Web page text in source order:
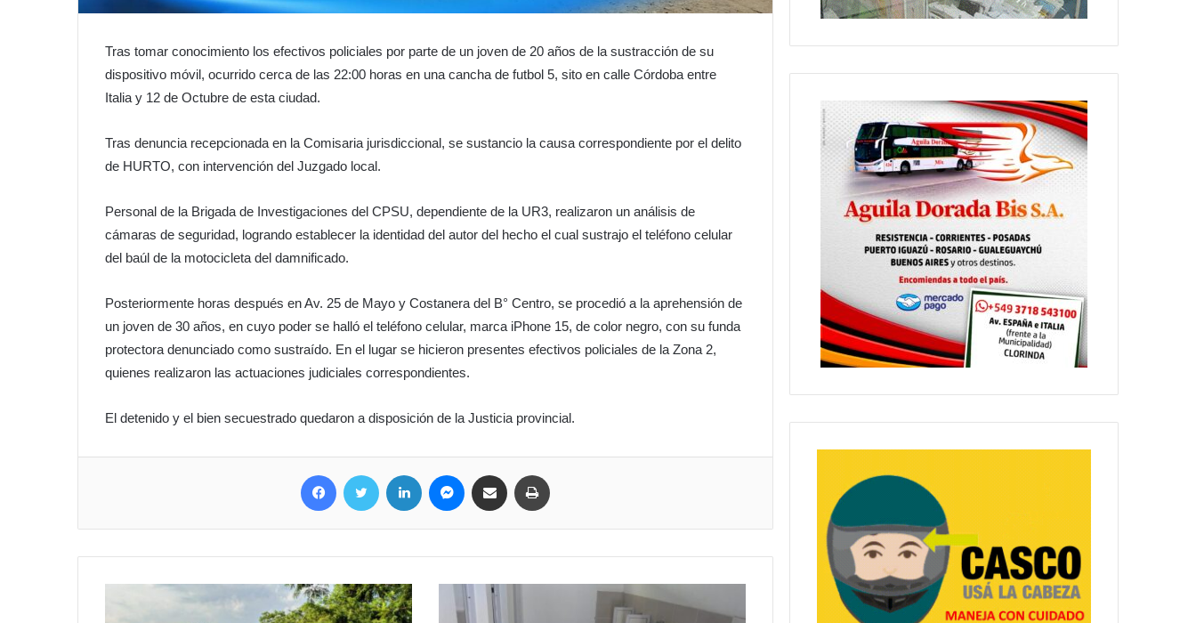
Tras tomar conocimiento los efectivos policiales por parte de un joven de 20 años de la sustracción de su
dispositivo móvil, ocurrido cerca de las 22:00 horas en una cancha de futbol 5, sito en calle Córdoba entre
Italia y 12 de Octubre de esta ciudad.
Tras denuncia recepcionada en la Comisaria jurisdiccional, se sustancio la causa correspondiente por el delito
de HURTO, con intervención del Juzgado local.
Personal de la Brigada de Investigaciones del CPSU, dependiente de la UR3, realizaron un análisis de
cámaras de seguridad, logrando establecer la identidad del autor del hecho el cual sustrajo el teléfono celular
del baúl de la motocicleta del damnificado.
Posteriormente horas después en Av. 25 de Mayo y Costanera del B° Centro, se procedió a la aprehensión de
un joven de 30 años, en cuyo poder se halló el teléfono celular, marca iPhone 15, de color negro, con su funda
protectora denunciado como sustraído. En el lugar se hicieron presentes efectivos policiales de la Zona 2,
quienes realizaron las actuaciones judiciales correspondientes.
El detenido y el bien secuestrado quedaron a disposición de la Justicia provincial.